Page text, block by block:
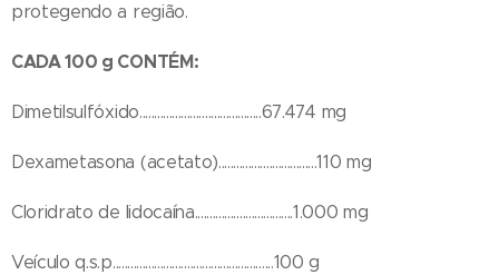
protegendo a região.
CADA 100 g CONTÉM:
Dimetilsulfóxido.........................................67.474 mg
Dexametasona (acetato).................................110 mg
Cloridrato de lidocaína.................................1.000 mg
Veículo q.s.p......................................................100 g